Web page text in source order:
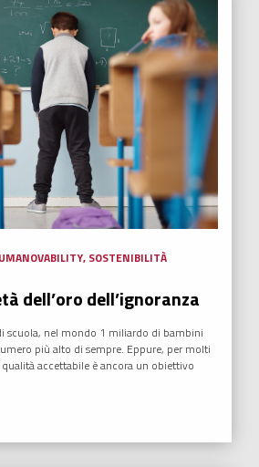
SFERICA,FUTURABILITY,
NUOVI EROI
l’Ubuntu negli slum di
CERCANDO?